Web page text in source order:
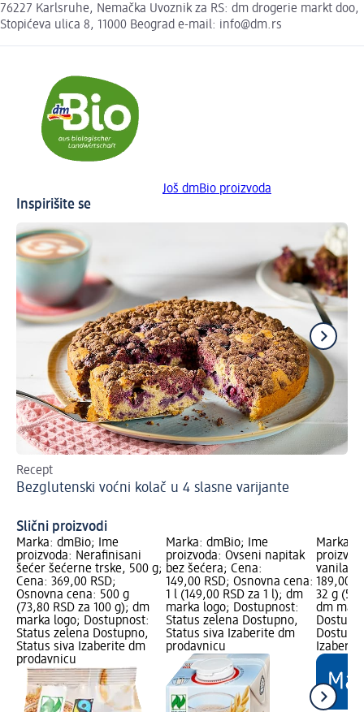
76227 Karlsruhe, Nemačka Uvoznik za RS: dm drogerie markt doo,
Stopićeva ulica 8, 11000 Beograd e-mail: info@dm.rs
Još dmBio proizvoda
Inspirišite se
Recept
Bezglutenski voćni kolač u 4 slasne varijante
Slični proizvodi
Marka: dmBio; Ime
proizvoda: Nerafinisani
šećer šećerne trske, 500 g;
Cena: 369,00 RSD;
Osnovna cena: 500 g
(73,80 RSD za 100 g); dm
marka logo; Dostupnost:
Status zelena Dostupno,
Status siva Izaberite dm
prodavnicu
Marka: dmBio; Ime
proizvoda: Ovseni napitak
bez šećera; Cena:
149,00 RSD; Osnovna cena:
1 l (149,00 RSD za 1 l); dm
marka logo; Dostupnost:
Status zelena Dostupno,
Status siva Izaberite dm
prodavnicu
Marka:
vanila,
189,00
32 g
dm